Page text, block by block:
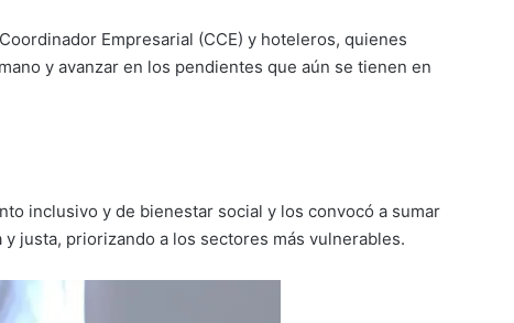
Empresarial (CCE) y hoteleros, quienes
y avanzar en los pendientes que aún se tienen en
inclusivo y de bienestar social y los convocó a sumar
justa, priorizando a los sectores más vulnerables.